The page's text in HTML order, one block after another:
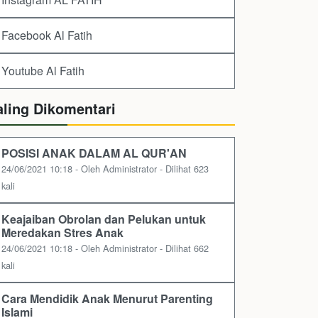
Facebook Al Fatih
Youtube Al Fatih
Dikomentari
POSISI ANAK DALAM AL QUR'AN
24/06/2021 10:18 - Oleh Administrator - Dilihat 623
kali
Keajaiban Obrolan dan Pelukan untuk
Meredakan Stres Anak
24/06/2021 10:18 - Oleh Administrator - Dilihat 662
kali
Cara Mendidik Anak Menurut Parenting
Islami